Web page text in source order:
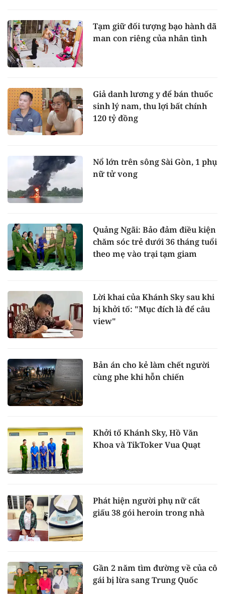
Tạm giữ đối tượng bạo hành dã
man con riêng của nhân tình
Giả danh lương y để bán thuốc
sinh lý nam, thu lợi bất chính
120 tỷ đồng
Nổ lớn trên sông Sài Gòn, 1 phụ
nữ tử vong
Quảng Ngãi: Bảo đảm điều kiện
chăm sóc trẻ dưới 36 tháng tuổi
theo mẹ vào trại tạm giam
Lời khai của Khánh Sky sau khi
bị khởi tố: "Mục đích là để câu
view"
Bản án cho kẻ làm chết người
cùng phe khi hỗn chiến
Khởi tố Khánh Sky, Hồ Văn
Khoa và TikToker Vua Quạt
Phát hiện người phụ nữ cất
giấu 38 gói heroin trong nhà
Gần 2 năm tìm đường về của cô
gái bị lừa sang Trung Quốc